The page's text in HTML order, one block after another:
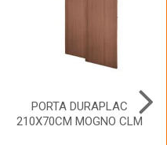
PORTA DURAPLAC
210X70CM MOGNO CLM